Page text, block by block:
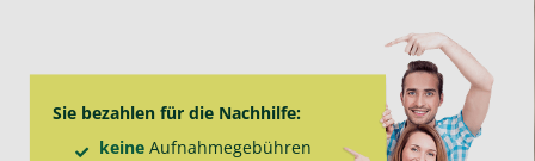
Sie bezahlen für die Nachhilfe:
keineAufnahme­gebühren